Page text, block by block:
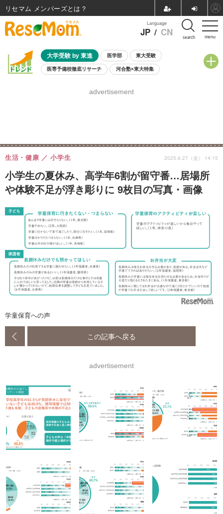
menu
Language
JP / CN search
大学受験 by 東進 医学部 東大受験
医専予備校徹底リサーチ 河合塾×東大特集
8月開催学校説明会・相談会
advertisement
小学生の夏休み、高学年6割が留守番…居場所
や体験不足が浮き彫りに 9枚目の写真・画像
生活・健康 小学生 2025.6.27（金） 14:15
学童保育への声
この記事へ戻る
advertisement
リセマム メンバーズ